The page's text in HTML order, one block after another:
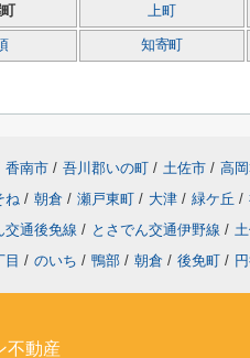
上町
知寄町
香南市 / 吾川郡いの町 / 土佐市 / 高
ね / 朝倉 / 瀬戸東町 / 大津 / 緑ケ丘 /
交通後免線 / とさでん交通伊野線 /
目 / のいち / 鴨部 / 朝倉 / 後免町 /
不動産